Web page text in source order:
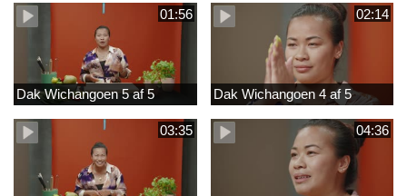
01:56
Dak Wichangoen 5 af 5
02:14
Dak Wichangoen 4 af 5
03:35 04:36